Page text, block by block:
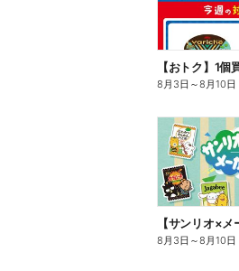
8月3日 ～8月10日
8月3日 ～8月10日